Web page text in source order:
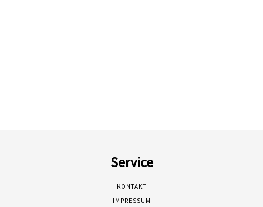
Service
KONTAKT
IMPRESSUM